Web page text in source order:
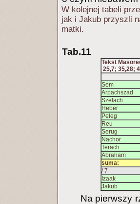
W kolejnej tabeli
jak i Jakub przyszli
matki.
Tab.11
Tekst
25,7; 35,28;
Sem
Arpachszad
Szelach
Heber
Peleg
Reu
Serug
Nachor
Terach
Abraham
suma:
/ 7
Izaak
Jakub
Na pierwszy